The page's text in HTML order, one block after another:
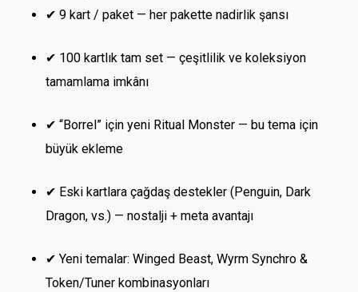
✔ 9 kart / paket — her pakette nadirlik şansı
✔ 100 kartlık tam set — çeşitlilik ve koleksiyon
tamamlama imkânı
✔ “Borrel” için yeni Ritual Monster — bu tema için
büyük ekleme
✔ Eski kartlara çağdaş destekler (Penguin, Dark
Dragon, vs.) — nostalji + meta avantajı
✔ Yeni temalar: Winged Beast, Wyrm Synchro &
Token/Tuner kombinasyonları